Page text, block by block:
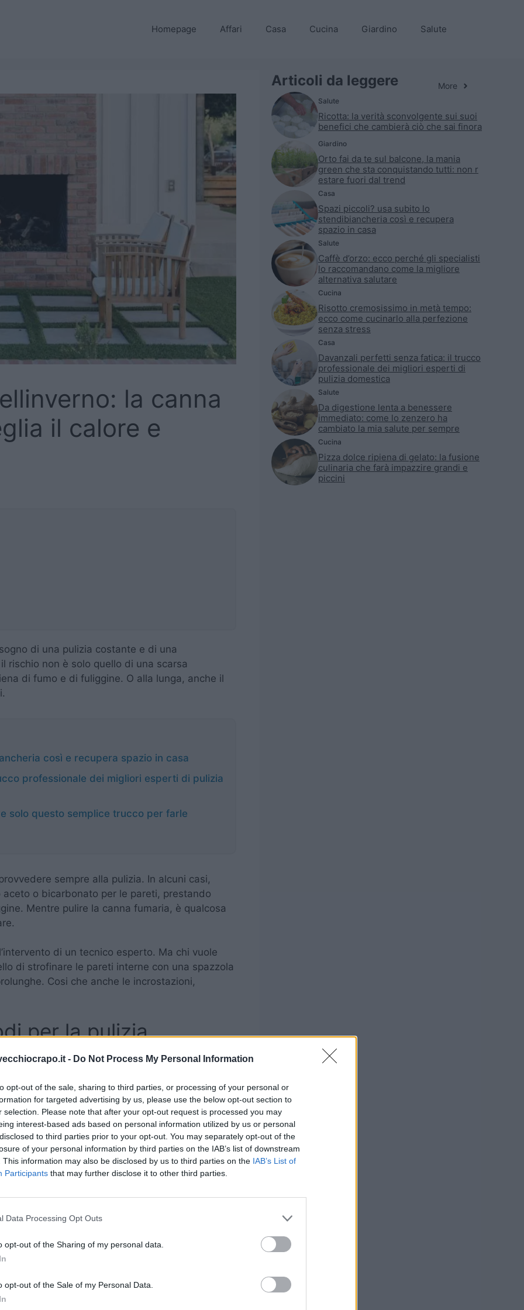
- Do Not Process My Personal Information
opt-out of the sale, sharing to third parties, or processing of your personal or
for targeted advertising by us, please use the below opt-out section to
selection. Please note that after your opt-out request is processed you may
interest-based ads based on personal information utilized by us or personal
to third parties prior to your opt-out. You may separately opt-out of the
of your personal information by third parties on the IAB’s list of downstream
This information may also be disclosed by us to third parties on the IAB’s List of
Participants that may further disclose it to other third parties.
Data Processing Opt Outs
opt-out of the Sharing of my personal data.
opt-out of the Sale of my Personal Data.
Homepage Affari Casa Cucina Giardino Salute
la canna
il calore e
di una pulizia costante e di una
rischio non è solo quello di una scarsa
di fumo e di fuliggine. O alla lunga, anche il
così e recupera spazio in casa
professionale dei migliori esperti di pulizia
solo questo semplice trucco per farle
sempre alla pulizia. In alcuni casi,
o bicarbonato per le pareti, prestando
Mentre pulire la canna fumaria, è qualcosa
di un tecnico esperto. Ma chi vuole
di strofinare le pareti interne con una spazzola
Cosi che anche le incrostazioni,
per la pulizia
del caminetto andrebbero esaminate almeno
scorie e catrame, che sono anche pericolose.
un poco di sale grosso, sulla legna, anche
avere altri problemi.
effettuata a fuoco spento e freddo, per cui
si è spento. Poi, ricordarsi si coprire i mobili e
fuligine, rischiano di sporcare ogni punto della
di caffè umidi, sulla cenere, cosi da potere
fine. L’umidità, non fa altro che bloccare la
e possa sporcare anche di più rispetto al
del camino
Articoli da leggere More
Salute
Ricotta: la verità sconvolgente sui suoi
benefici che cambierà ciò che sai finora
Giardino
Orto fai da te sul balcone, la mania
green che sta conquistando tutti: non r
estare fuori dal trend
Casa
Spazi piccoli? usa subito lo
stendibiancheria così e recupera
spazio in casa
Salute
Caffè d’orzo: ecco perché gli specialisti
lo raccomandano come la migliore
alternativa salutare
Cucina
Risotto cremosissimo in metà tempo:
ecco come cucinarlo alla perfezione
senza stress
Casa
Davanzali perfetti senza fatica: il trucco
professionale dei migliori esperti di
pulizia domestica
Salute
Da digestione lenta a benessere
immediato: come lo zenzero ha
cambiato la mia salute per sempre
Cucina
Pizza dolce ripiena di gelato: la fusione
culinaria che farà impazzire grandi e
piccini